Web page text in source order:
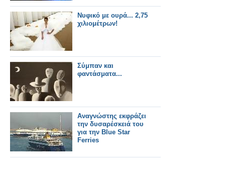
Νυφικό με ουρά... 2,75
χιλιομέτρων!
Σύμπαν και
φαντάσματα...
Αναγνώστης εκφράζει
την δυσαρέσκειά του
για την Blue Star
Ferries